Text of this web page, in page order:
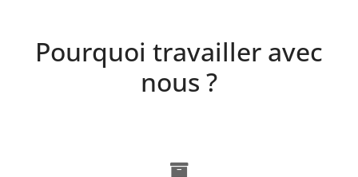
Pourquoi travailler avec
nous ?